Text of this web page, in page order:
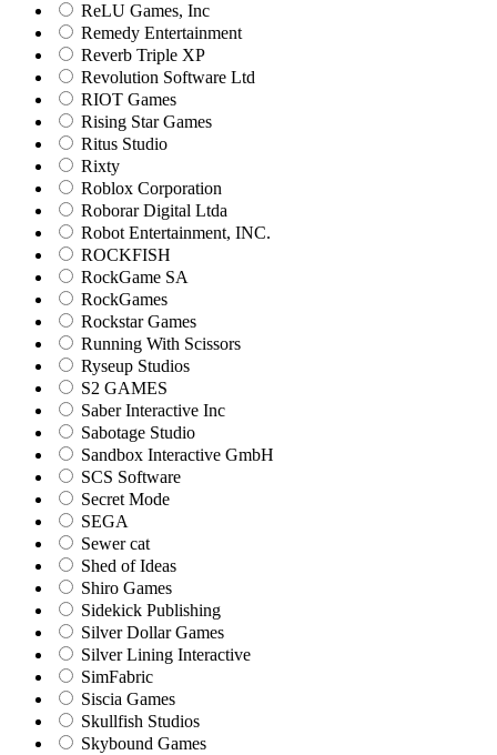
ReLU Games, Inc
Remedy Entertainment
Reverb Triple XP
Revolution Software Ltd
RIOT Games
Rising Star Games
Ritus Studio
Rixty
Roblox Corporation
Roborar Digital Ltda
Robot Entertainment, INC.
ROCKFISH
RockGame SA
RockGames
Rockstar Games
Running With Scissors
Ryseup Studios
S2 GAMES
Saber Interactive Inc
Sabotage Studio
Sandbox Interactive GmbH
SCS Software
Secret Mode
SEGA
Sewer cat
Shed of Ideas
Shiro Games
Sidekick Publishing
Silver Dollar Games
Silver Lining Interactive
SimFabric
Siscia Games
Skullfish Studios
Skybound Games